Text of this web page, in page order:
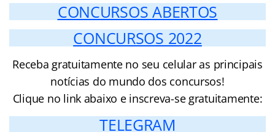
CONCURSOS ABERTOS
CONCURSOS 2022
Receba gratuitamente no seu celular as principais
notícias do mundo dos concursos!
Clique no link abaixo e inscreva-se gratuitamente:
TELEGRAM